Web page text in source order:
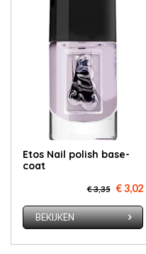
Etos Nail po­lish base­
coat
€ 3,35 € 3,02
BEKIJKEN